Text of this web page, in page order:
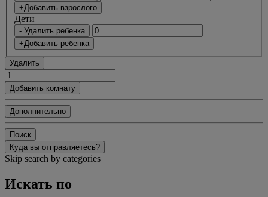
+Добавить взрослого
Дети
- Удалить ребенка
+Добавить ребенка
Удалить
Добавить комнату
Дополнительно
Поиск
Куда вы отправляетесь?
Skip search by categories
Искать по